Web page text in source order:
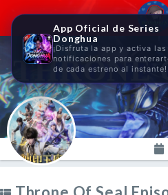
THRONE
App Oficial de Series
Donghua
¡Disfruta la app y activa las
notificaciones para
de cada estreno al instante!